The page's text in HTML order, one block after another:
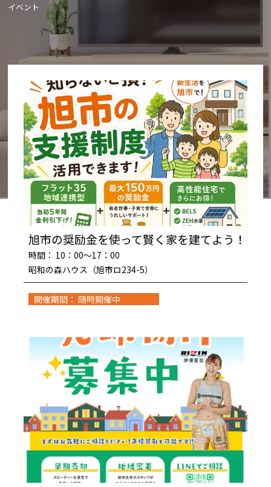
イベント
旭市の奨励金を使って賢く家を建てよう！
時間： 10：00～17：00
昭和の森ハウス（旭市ロ234-5）
開催期間： 随時開催中